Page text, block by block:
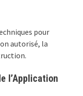
pour
autorisé, la
l’Application